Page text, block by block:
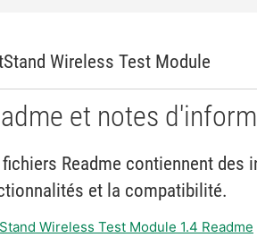
Wireless Test Module
et notes
fichiers Readme contiennent
et la compatibilité.
Wireless Test Module 1.4 Readme